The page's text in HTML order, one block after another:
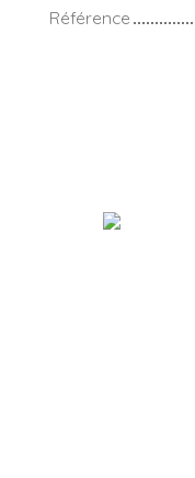
Référence